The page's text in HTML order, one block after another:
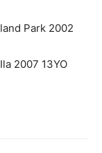
Park 2002
2007 13YO